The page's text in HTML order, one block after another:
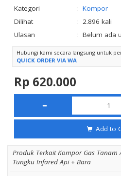
Kategori
: Kompor
Dilihat
: 2.896 kali
Ulasan
: Belum ada
Hubungi kami secara langsung untuk
QUICK ORDER VIA WA
Rp 620.000
Add to
Produk Terkait Kompor Gas Tanam
Tungku Infared Api + Bara